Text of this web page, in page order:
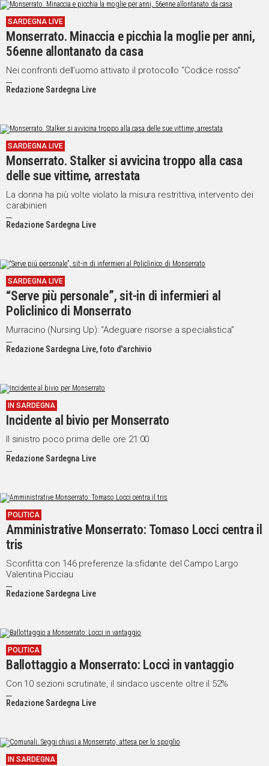
WHATSAPP
Social
SARDEGNA LIVE
Monserrato. Minaccia e picchia la moglie per anni,
56enne allontanato da casa
Nei confronti dell’uomo attivato il protocollo “Codice rosso”
Redazione Sardegna Live
SARDEGNA LIVE
Monserrato. Stalker si avvicina troppo alla casa
delle sue vittime, arrestata
La donna ha più volte violato la misura restrittiva, intervento dei
carabinieri
Redazione Sardegna Live
SARDEGNA LIVE
“Serve più personale”, sit-in di infermieri al
Policlinico di Monserrato
Murracino (Nursing Up): “Adeguare risorse a specialistica”
Redazione Sardegna Live, foto d'archivio
IN SARDEGNA
Incidente al bivio per Monserrato
Il sinistro poco prima delle ore 21:00
Redazione Sardegna Live
POLITICA
Amministrative Monserrato: Tomaso Locci centra il
tris
Sconfitta con 146 preferenze la sfidante del Campo Largo
Valentina Picciau
Redazione Sardegna Live
POLITICA
Ballottaggio a Monserrato: Locci in vantaggio
Con 10 sezioni scrutinate, il sindaco uscente oltre il 52%
Redazione Sardegna Live
IN SARDEGNA